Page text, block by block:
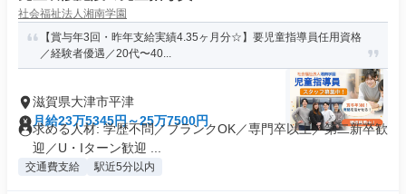
社会福祉法人湘南学園
【賞与年3回・昨年⽀給実績4.35ヶ⽉分☆】要児童指導員任用資格
／経験者優遇／20代〜40...
滋賀県大津市平津
月給23万5345円～25万7500円
求める人材: 学歴不問／ブランクOK／専門卒以上／第二新卒歓
迎／U・Iターン歓迎 ...
交通費支給 駅近5分以内